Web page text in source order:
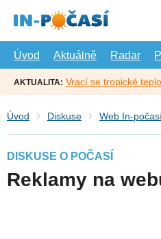
hlavní
Úvod
Aktuálně Radar
AKTUALITA: Vrací se tropické
Úvod Diskuse Web In-
DISKUSE O POČASÍ
Reklamy na